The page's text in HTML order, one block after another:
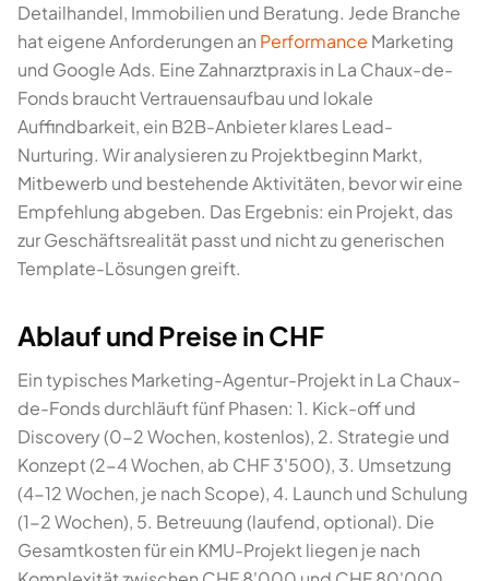
Detailhandel, Immobilien und Beratung. Jede Branche
hat eigene Anforderungen an Performance Marketing
und Google Ads. Eine Zahnarztpraxis in La Chaux-de-
Fonds braucht Vertrauensaufbau und lokale
Auffindbarkeit, ein B2B-Anbieter klares Lead-
Nurturing. Wir analysieren zu Projektbeginn Markt,
Mitbewerb und bestehende Aktivitäten, bevor wir eine
Empfehlung abgeben. Das Ergebnis: ein Projekt, das
zur Geschäftsrealität passt und nicht zu generischen
Template-Lösungen greift.
Ablauf und Preise in CHF
Ein typisches Marketing-Agentur-Projekt in La Chaux-
de-Fonds durchläuft fünf Phasen: 1. Kick-off und
Discovery (0-2 Wochen, kostenlos), 2. Strategie und
Konzept (2-4 Wochen, ab CHF 3'500), 3. Umsetzung
(4-12 Wochen, je nach Scope), 4. Launch und Schulung
(1-2 Wochen), 5. Betreuung (laufend, optional). Die
Gesamtkosten für ein KMU-Projekt liegen je nach